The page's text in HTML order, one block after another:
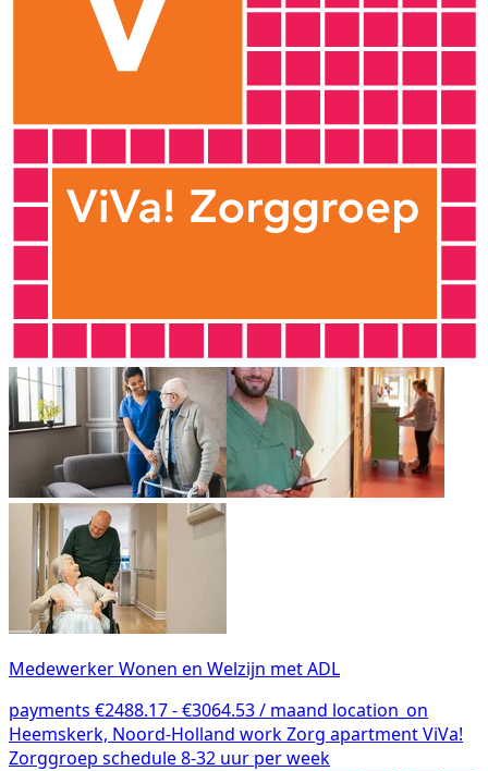
Medewerker Wonen en Welzijn met ADL
payments €2488.17 - €3064.53 / maand location_on
Heemskerk, Noord-Holland workZorg apartmentViVa!
Zorggroep schedule8-32 uur per week